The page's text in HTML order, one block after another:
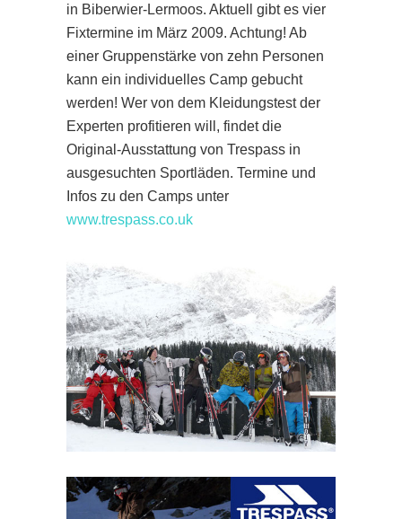
in Biberwier-Lermoos. Aktuell gibt es vier
Fixtermine im März 2009. Achtung! Ab
einer Gruppenstärke von zehn Personen
kann ein individuelles Camp gebucht
werden! Wer von dem Kleidungstest der
Experten profitieren will, findet die
Original-Ausstattung von Trespass in
ausgesuchten Sportläden. Termine und
Infos zu den Camps unter
www.trespass.co.uk